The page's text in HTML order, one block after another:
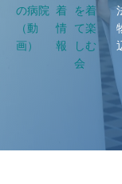
の病院
（動
画）
着
情
報
を着
て楽
しむ
会